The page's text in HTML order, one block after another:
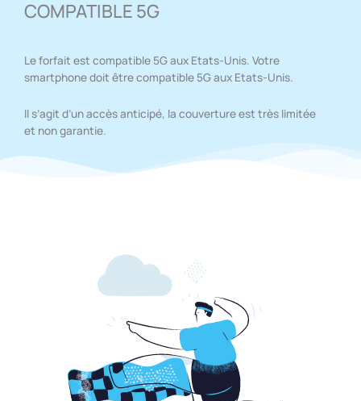
COMPATIBLE 5G
Le forfait est compatible 5G aux Etats-Unis. Votre
smartphone doit être compatible 5G aux Etats-Unis.
Il s’agit d’un accès anticipé, la couverture est très limitée
et non garantie.